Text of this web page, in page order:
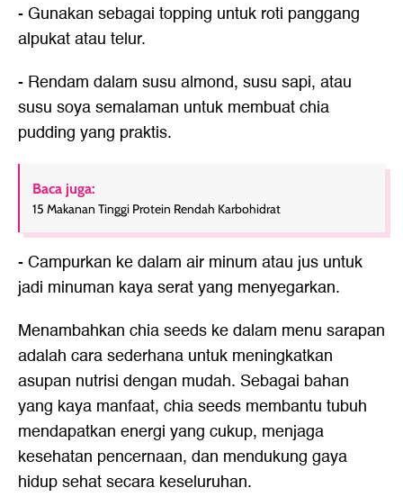
- Gunakan sebagai topping untuk roti panggang
alpukat atau telur.
- Rendam dalam susu almond, susu sapi, atau
susu soya semalaman untuk membuat chia
pudding yang praktis.
Baca juga:
15 Makanan Tinggi Protein Rendah Karbohidrat
- Campurkan ke dalam air minum atau jus untuk
jadi minuman kaya serat yang menyegarkan.
Menambahkan chia seeds ke dalam menu sarapan
adalah cara sederhana untuk meningkatkan
asupan nutrisi dengan mudah. Sebagai bahan
yang kaya manfaat, chia seeds membantu tubuh
mendapatkan energi yang cukup, menjaga
kesehatan pencernaan, dan mendukung gaya
hidup sehat secara keseluruhan.